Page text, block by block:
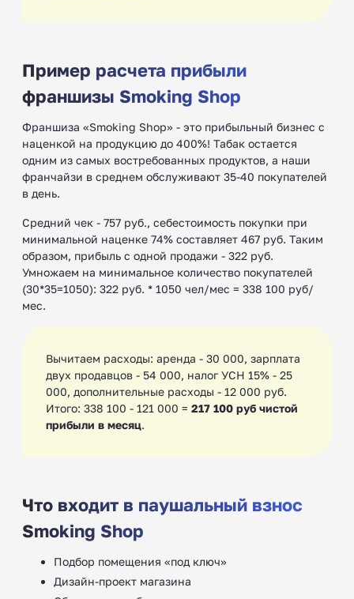
Пример расчета прибыли
франшизы Smoking Shop
Франшиза «Smoking Shop» - это прибыльный бизнес с
наценкой на продукцию до 400%! Табак остается
одним из самых востребованных продуктов, а наши
франчайзи в среднем обслуживают 35-40 покупателей
в день.
Средний чек - 757 руб., себестоимость покупки при
минимальной наценке 74% составляет 467 руб. Таким
образом, прибыль с одной продажи - 322 руб.
Умножаем на минимальное количество покупателей
(30*35=1050): 322 руб. * 1050 чел/мес = 338 100 руб/
мес.
Вычитаем расходы: аренда - 30 000, зарплата
двух продавцов - 54 000, налог УСН 15% - 25
000, дополнительные расходы - 12 000 руб.
Итого: 338 100 - 121 000 = 217 100 руб чистой
прибыли в месяц.
Что входит в паушальный взнос
Smoking Shop
Подбор помещения «под ключ»
Дизайн-проект магазина